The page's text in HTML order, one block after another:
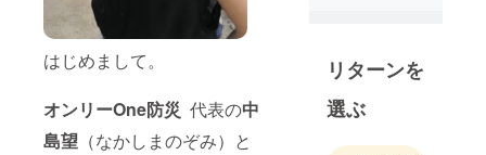
はじめまして。
オンリーOne防災 代表の中
島望 （なかしまのぞみ）と
普及や、東
日本大震
災・西日本
リターンを
選ぶ